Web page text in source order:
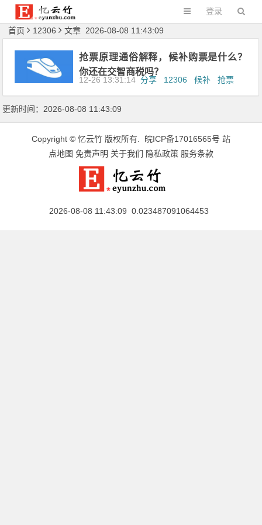
登录
首页 12306 文章 2026-08-08 11:43:09
抢票原理通俗解释，​候补购票是什么？
你还在交智商税吗？
12-26 13:31:14 分享 12306 候补 抢票
更新时间：2026-08-08 11:43:09
Copyright © 忆云竹 版权所有. 皖ICP备17016565号 站
点地图 免责声明 关于我们 隐私政策 服务条款
2026-08-08 11:43:09 0.023487091064453